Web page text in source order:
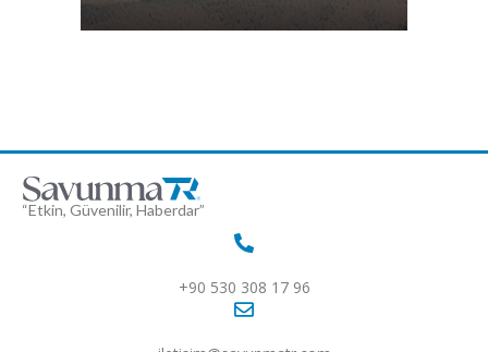
“Etkin, Güvenilir, Haberdar”
+90 530 308 17 96